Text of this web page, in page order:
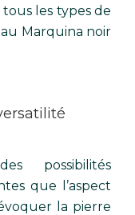
les types de
Marquina noir
possibilités
que l’aspect
la pierre